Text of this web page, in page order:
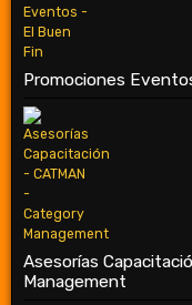
Promociones
Asesorías
Management